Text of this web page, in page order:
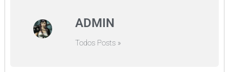
ADMIN
Todos Posts »